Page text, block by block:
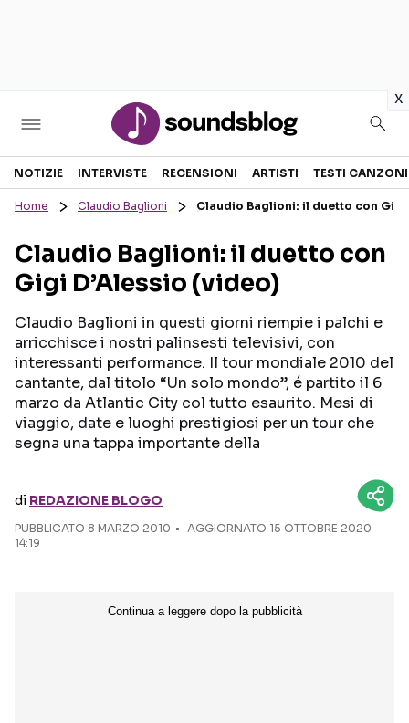
x
Sezioni
RECENSIONI MUSICALI
INTERVISTE
GOSSIP E CURIOSITÀ
TESTI CANZONI
TOUR ED EVENTI
TALENT SHOW
Seguici sui social
NOTIZIE INTERVISTE RECENSIONI ARTISTI TESTI CANZONI
Home Claudio Baglioni Claudio Baglioni: il duetto con Gigi
Claudio Baglioni: il duetto con
Gigi D’Alessio (video)
Claudio Baglioni in questi giorni riempie i palchi e
arricchisce i nostri palinsesti televisivi, con
interessanti performance. Il tour mondiale 2010 del
cantante, dal titolo “Un solo mondo”, é partito il 6
marzo da Atlantic City col tutto esaurito. Mesi di
viaggio, date e luoghi prestigiosi per un tour che
segna una tappa importante della
di REDAZIONE BLOGO
PUBBLICATO 8 MARZO 2010
AGGIORNATO 15 OTTOBRE 2020
14:19